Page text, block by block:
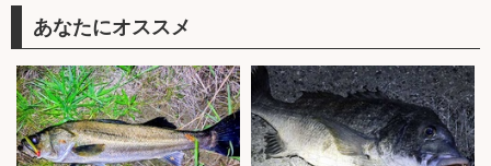
あなたにオススメ